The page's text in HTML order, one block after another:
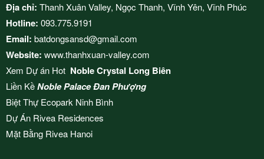
Địa chỉ: Thanh Xuân Valley, Ngọc Thanh, Vĩnh Yên, Vĩnh Phúc
Hotline: 093.775.9191
Email: batdongsansd@gmail.com
Website: www.thanhxuan-valley.com
Xem Dự án Hot Noble Crystal Long Biên
Liền KềNoble Palace Đan Phượng
Biệt Thự Ecopark Ninh Bình
Dự Án Rivea Residences
Mặt Bằng Rivea Hanoi